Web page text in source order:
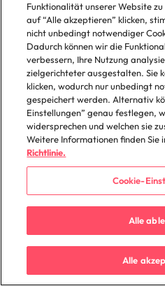
Cookie im
Marketing-
von Marketo. Zweck
die Klassifizierung
Funktionalität unserer Website
auf “Alle akzeptieren” klicken,
nicht unbedingt notwendiger
Dadurch können wir die
verbessern, Ihre Nutzung
zielgerichteter ausgestalten. Sie
klicken, wodurch nur unbedingt
gespeichert werden. Alternativ
Einstellungen” genau festlegen,
widersprechen und welchen sie
Weitere Informationen finden Sie
Richtlinie.
Cookie-
Alle
Alle